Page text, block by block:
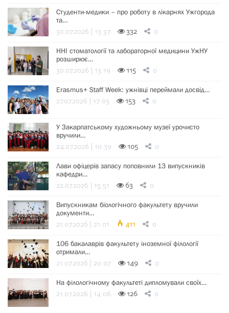
Студенти-медики – про роботу в лікарнях Ужгорода
та…
30.07.2026 | 13:37 332 0
ННІ стоматології та лабораторної медицини УжНУ
розширює…
30.07.2026 | 13:19 115 0
Erasmus+ Staff Week: ужнівці переймали досвід…
27.07.2026 | 17:03 153 0
У Закарпатському художньому музеї урочисто
вручили…
24.07.2026 | 10:39 105 0
Лави офіцерів запасу поповнили 13 випускників
кафедри…
22.07.2026 | 15:51 63 0
Випускникам біологічного факультету вручили
документи…
21.07.2026 | 21:01 411 0
106 бакалаврів факультету іноземної філології
отримали…
21.07.2026 | 20:07 149 0
На філологічному факультеті дипломували своїх…
21.07.2026 | 14:06 126 0